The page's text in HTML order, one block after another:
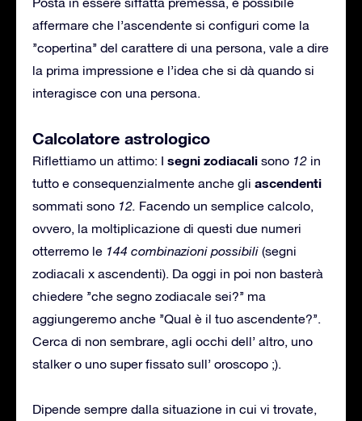
affermare che l’ascendente si configuri come la
’’copertina’’ del carattere di una persona, vale a dire
la prima impressione e l’idea che si dà quando si
interagisce con una persona.
Calcolatore astrologico
Riflettiamo un attimo: I segni zodiacali sono 12 in
tutto e consequenzialmente anche gli ascendenti
sommati sono 12. Facendo un semplice calcolo,
ovvero, la moltiplicazione di questi due numeri
otterremo le 144 combinazioni possibili (segni
zodiacali x ascendenti). Da oggi in poi non basterà
chiedere ’’che segno zodiacale sei?’’ ma
aggiungeremo anche ’’Qual è il tuo ascendente?’’.
Cerca di non sembrare, agli occhi dell’ altro, uno
stalker o uno super fissato sull’ oroscopo ;).
Dipende sempre dalla situazione in cui vi trovate,